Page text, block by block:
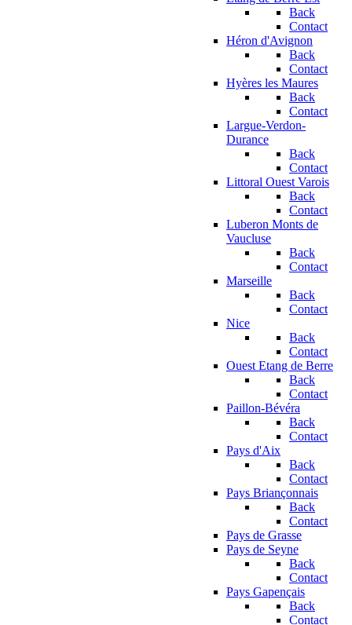
Back
Contact
Héron d'Avignon
Back
Contact
Hyères les Maures
Back
Contact
Largue-Verdon-
Durance
Back
Contact
Littoral Ouest Varois
Back
Contact
Luberon Monts de
Vaucluse
Back
Contact
Marseille
Back
Contact
Nice
Back
Contact
Ouest Etang de Berre
Back
Contact
Paillon-Bévéra
Back
Contact
Pays d'Aix
Back
Contact
Pays Briançonnais
Back
Contact
Pays de Grasse
Pays de Seyne
Back
Contact
Pays Gapençais
Back
Contact